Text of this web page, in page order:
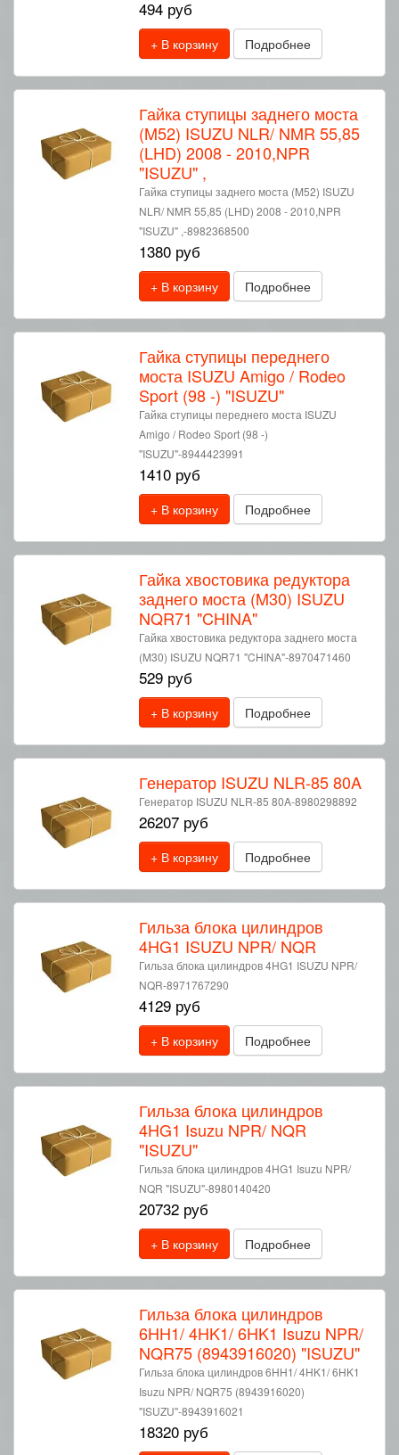
494 руб
+ В корзину Подробнее
Гайка ступицы заднего моста
(M52) ISUZU NLR/ NMR 55,85
(LHD) 2008 - 2010,NPR
"ISUZU" ,
Гайка ступицы заднего моста (M52) ISUZU
NLR/ NMR 55,85 (LHD) 2008 - 2010,NPR
"ISUZU" ,-8982368500
1380 руб
+ В корзину Подробнее
Гайка ступицы переднего
моста ISUZU Amigo / Rodeo
Sport (98 -) "ISUZU"
Гайка ступицы переднего моста ISUZU
Amigo / Rodeo Sport (98 -)
"ISUZU"-8944423991
1410 руб
+ В корзину Подробнее
Гайка хвостовика редуктора
заднего моста (M30) ISUZU
NQR71 "CHINA"
Гайка хвостовика редуктора заднего моста
(M30) ISUZU NQR71 "CHINA"-8970471460
529 руб
+ В корзину Подробнее
Генератор ISUZU NLR-85 80A
Генератор ISUZU NLR-85 80A-8980298892
26207 руб
+ В корзину Подробнее
Гильза блока цилиндров
4HG1 ISUZU NPR/ NQR
Гильза блока цилиндров 4HG1 ISUZU NPR/
NQR-8971767290
4129 руб
+ В корзину Подробнее
Гильза блока цилиндров
4HG1 Isuzu NPR/ NQR
"ISUZU"
Гильза блока цилиндров 4HG1 Isuzu NPR/
NQR "ISUZU"-8980140420
20732 руб
+ В корзину Подробнее
Гильза блока цилиндров
6HH1/ 4HK1/ 6HK1 Isuzu NPR/
NQR75 (8943916020) "ISUZU"
Гильза блока цилиндров 6HH1/ 4HK1/ 6HK1
Isuzu NPR/ NQR75 (8943916020)
"ISUZU"-8943916021
18320 руб